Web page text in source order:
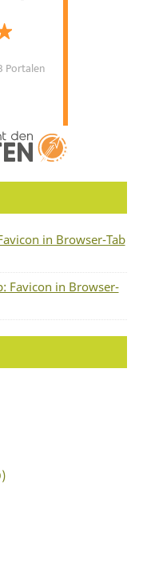
Portalen
in Browser-Tab
Favicon in Browser-